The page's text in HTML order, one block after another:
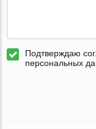
Подтверждаю
персональных